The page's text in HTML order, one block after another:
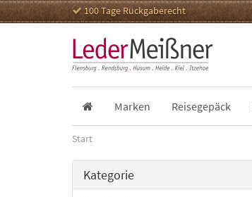
100 Tage Rückgaberecht
Marken Reisegepäck
Start
Kategorie